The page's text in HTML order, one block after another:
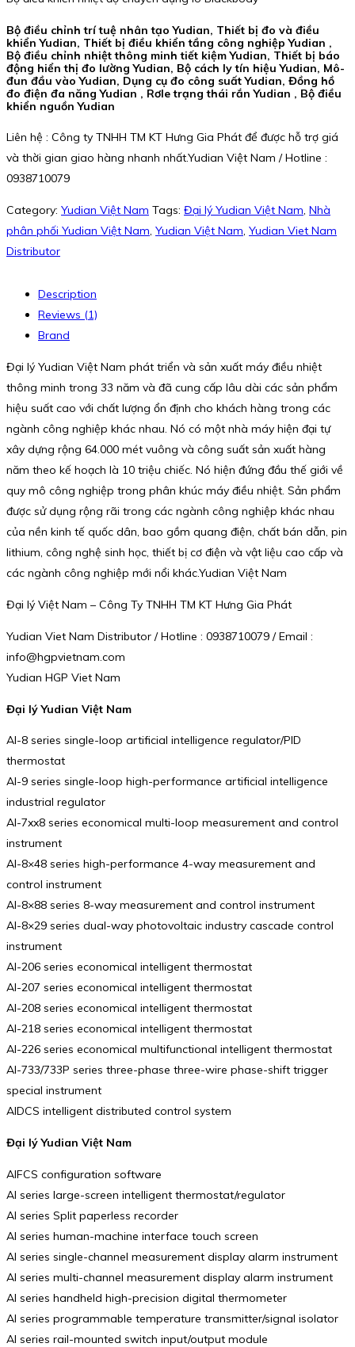
Bộ điều chỉnh trí tuệ nhân tạo Yudian, Thiết bị đo và điều
khiển Yudian, Thiết bị điều khiển tầng công nghiệp Yudian ,
Bộ điều chỉnh nhiệt thông minh tiết kiệm Yudian, Thiết bị báo
động hiển thị đo lường Yudian, Bộ cách ly tín hiệu Yudian, Mô-
đun đầu vào Yudian, Dụng cụ đo công suất Yudian, Đồng hồ
đo điện đa năng Yudian , Rơle trạng thái rắn Yudian , Bộ điều
khiển nguồn Yudian
Liên hệ : Công ty TNHH TM KT Hưng Gia Phát để được hỗ trợ giá
và thời gian giao hàng nhanh nhất.Yudian Việt Nam / Hotline :
0938710079
Category: Yudian Việt Nam Tags: Đại lý Yudian Việt Nam, Nhà
phân phối Yudian Việt Nam, Yudian Việt Nam, Yudian Viet Nam
Distributor
Description
Reviews (1)
Brand
Đại lý Yudian Việt Nam phát triển và sản xuất máy điều nhiệt
thông minh trong 33 năm và đã cung cấp lâu dài các sản phẩm
hiệu suất cao với chất lượng ổn định cho khách hàng trong các
ngành công nghiệp khác nhau. Nó có một nhà máy hiện đại tự
xây dựng rộng 64.000 mét vuông và công suất sản xuất hàng
năm theo kế hoạch là 10 triệu chiếc. Nó hiện đứng đầu thế giới về
quy mô công nghiệp trong phân khúc máy điều nhiệt. Sản phẩm
được sử dụng rộng rãi trong các ngành công nghiệp khác nhau
của nền kinh tế quốc dân, bao gồm quang điện, chất bán dẫn, pin
lithium, công nghệ sinh học, thiết bị cơ điện và vật liệu cao cấp và
các ngành công nghiệp mới nổi khác.Yudian Việt Nam
Đại lý Việt Nam – Công Ty TNHH TM KT Hưng Gia Phát
Yudian Viet Nam Distributor / Hotline : 0938710079 / Email :
info@hgpvietnam.com
Yudian HGP Viet Nam
Đại lý Yudian Việt Nam
AI-8 series single-loop artificial intelligence regulator/PID
thermostat
AI-9 series single-loop high-performance artificial intelligence
industrial regulator
AI-7xx8 series economical multi-loop measurement and control
instrument
AI-8×48 series high-performance 4-way measurement and
control instrument
AI-8×88 series 8-way measurement and control instrument
AI-8×29 series dual-way photovoltaic industry cascade control
instrument
AI-206 series economical intelligent thermostat
AI-207 series economical intelligent thermostat
AI-208 series economical intelligent thermostat
AI-218 series economical intelligent thermostat
AI-226 series economical multifunctional intelligent thermostat
AI-733/733P series three-phase three-wire phase-shift trigger
special instrument
AIDCS intelligent distributed control system
Đại lý Yudian Việt Nam
AIFCS configuration software
AI series large-screen intelligent thermostat/regulator
AI series Split paperless recorder
AI series human-machine interface touch screen
AI series single-channel measurement display alarm instrument
AI series multi-channel measurement display alarm instrument
AI series handheld high-precision digital thermometer
AI series programmable temperature transmitter/signal isolator
AI series rail-mounted switch input/output module